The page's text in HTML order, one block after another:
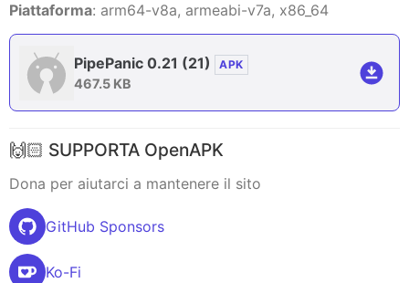
Piattaforma: arm64-v8a, armeabi-v7a, x86_64
PipePanic 0.21 (21) APK
467.5 KB
🙌🏻 SUPPORTA OpenAPK
Dona per aiutarci a mantenere il sito
GitHub Sponsors
Ko-Fi